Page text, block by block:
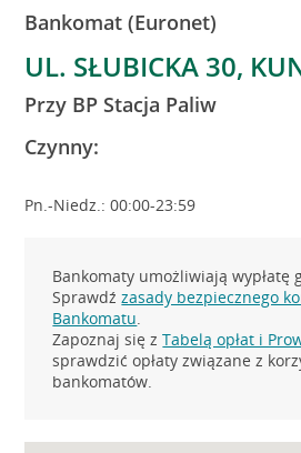
Bankomat (Euronet)
UL. SŁUBICKA 30,
Przy BP Stacja Paliw
Czynny:
Pn.-Niedz.: 00:00-23:59
Bankomaty umożliwiają wypłatę
Sprawdźzasady bezpiecznego
Bankomatu.
Zapoznaj się zTabelą opłat i
sprawdzić opłaty związane z
bankomatów.